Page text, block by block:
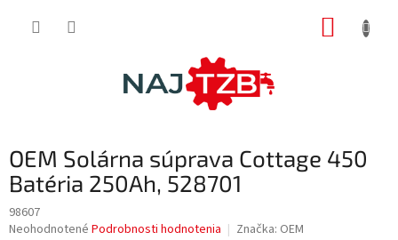
OEM Solárna súprava Cottage 450
Batéria 250Ah, 528701
98607
Priemerné
Neohodnotené Podrobnosti hodnotenia Značka: OEM